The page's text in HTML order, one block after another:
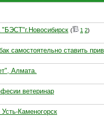
"БЭСТ"г.Новосибирск ( 1 2)
самостоятельно ставить
Алмата.
ветеринар
Каменогорск